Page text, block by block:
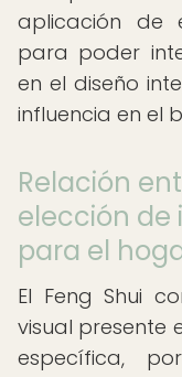
aplicación de
para poder
en el diseño
influencia en el
Relación
elección de
para el
El Feng Shui
visual presente
específica,